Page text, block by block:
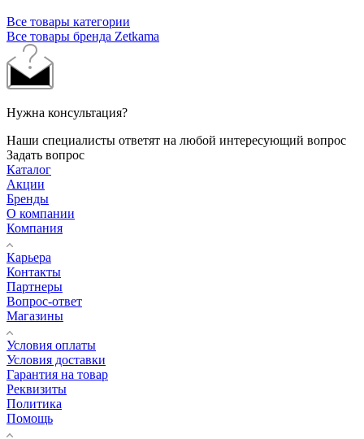
Все товары категории
Все товары бренда Zetkama
Нужна консультация?
Наши специалисты ответят на любой интересующий вопрос
Задать вопрос
Каталог
Акции
Бренды
О компании
Компания
Карьера
Контакты
Партнеры
Вопрос-ответ
Магазины
Условия оплаты
Условия доставки
Гарантия на товар
Реквизиты
Политика
Помощь